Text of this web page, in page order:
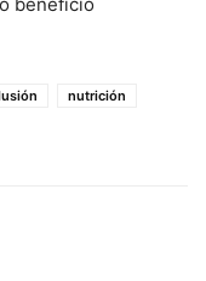
nutrición